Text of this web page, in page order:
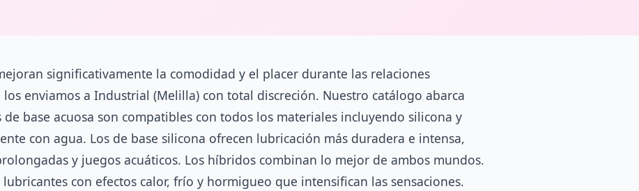
significativamente la comodidad y el placer durante las relaciones
los enviamos a Industrial (Melilla) con total discreción. Nuestro catálogo abarca
base acuosa son compatibles con todos los materiales incluyendo silicona y
con agua. Los de base silicona ofrecen lubricación más duradera e intensa,
y juegos acuáticos. Los híbridos combinan lo mejor de ambos mundos.
con efectos calor, frío y hormigueo que intensifican las sensaciones.